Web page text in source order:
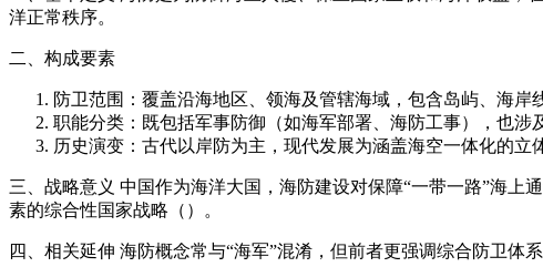
洋正常秩序。
二、构成要素
防卫范围：覆盖沿海地区、领海及管辖海域，包含岛屿、海岸
职能分类：既包括军事防御（如海军部署、海防工事），也涉
历史演变：古代以岸防为主，现代发展为涵盖海空一体化的立
三、战略意义 中国作为海洋大国，海防建设对保障“一带一路”海
素的综合性国家战略（）。
四、相关延伸 海防概念常与“海军”混淆，但前者更强调综合防卫体